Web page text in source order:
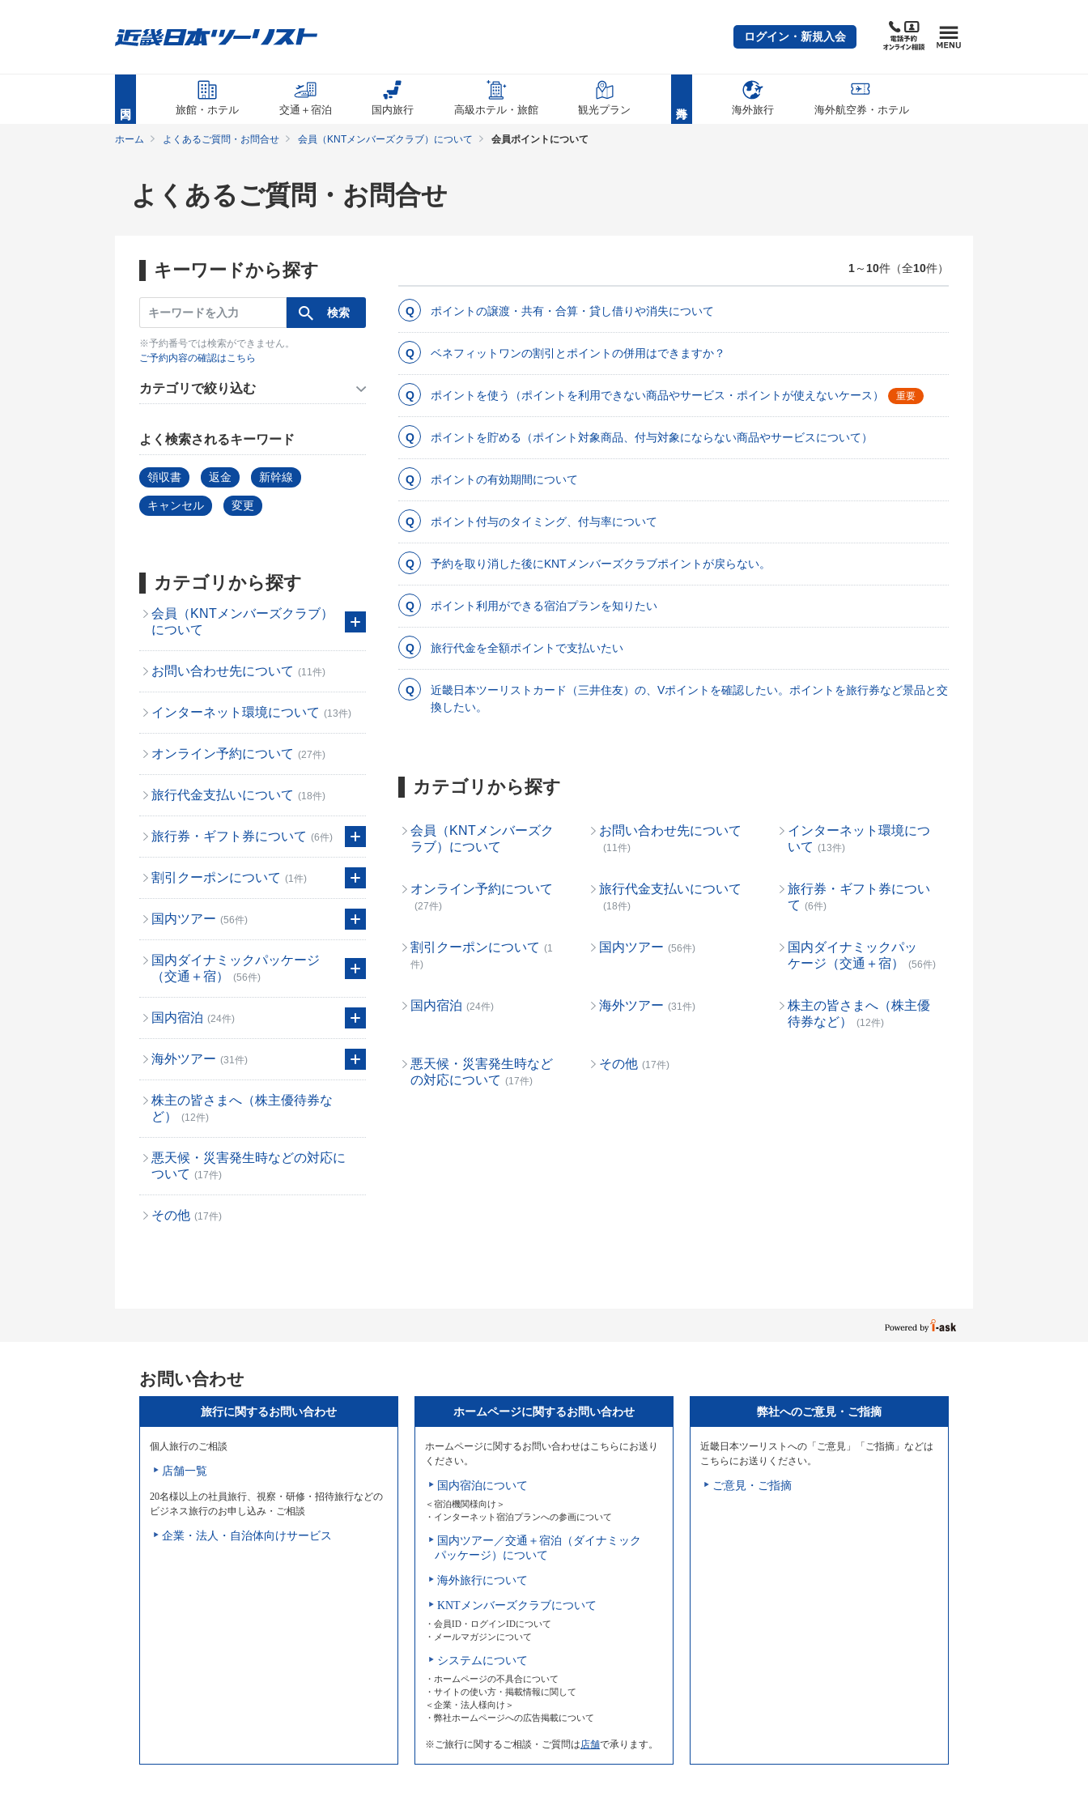
ログイン・新規入会
旅館・ホテル 交通＋宿泊 国内旅行 高級ホテル・旅館 観光プラン 海外旅行 海外航空券・ホテル
ホーム よくあるご質問・お問合せ 会員（KNTメンバーズクラブ）について 会員ポイントについて
よくあるご質問・お問合せ
キーワードから探す
※予約番号では検索ができません。
ご予約内容の確認はこちら
カテゴリで絞り込む
よく検索されるキーワード
領収書 返金 新幹線
キャンセル 変更
カテゴリから探す
会員（KNTメンバーズクラブ）
について
お問い合わせ先について (11件)
インターネット環境について (13件)
オンライン予約について (27件)
旅行代金支払いについて (18件)
旅行券・ギフト券について (6件)
割引クーポンについて (1件)
国内ツアー (56件)
国内ダイナミックパッケージ
（交通＋宿）
(56件)
国内宿泊 (24件)
海外ツアー (31件)
株主の皆さまへ（株主優待券な
ど）
(12件)
悪天候・災害発生時などの対応に
ついて (17件)
その他 (17件)
1～ 10件（全10件）
ポイントの譲渡・共有・合算・貸し借りや消失について
ベネフィットワンの割引とポイントの併用はできますか？
ポイントを使う（ポイントを利用できない商品やサービス・ポイントが使えないケース） 重要
ポイントを貯める（ポイント対象商品、付与対象にならない商品やサービスについて）
ポイントの有効期間について
ポイント付与のタイミング、付与率について
予約を取り消した後にKNTメンバーズクラブポイントが戻らない。
ポイント利用ができる宿泊プランを知りたい
旅行代金を全額ポイントで支払いたい
近畿日本ツーリストカード（三井住友）の、Vポイントを確認したい。ポイントを旅行券など景品と交
換したい。
カテゴリから探す
会員（KNTメンバーズク
ラブ）について
お問い合わせ先について
(11件)
インターネット環境につ
いて (13件)
オンライン予約について
(27件)
旅行代金支払いについて
(18件)
旅行券・ギフト券につい
て (6件)
割引クーポンについて (1
件)
国内ツアー (56件)
国内ダイナミックパッ
ケージ（交通＋宿）
(56件)
国内宿泊 (24件) 海外ツアー (31件)
株主の皆さまへ（株主優
待券など）
(12件)
悪天候・災害発生時など
の対応について (17件)
その他 (17件)
お問い合わせ
旅行に関するお問い合わせ
個人旅行のご相談
店舗一覧
20名様以上の社員旅行、視察・研修・招待旅行などの
ビジネス旅行のお申し込み・ご相談
企業・法人・自治体向けサービス
ホームページに関するお問い合わせ
ホームページに関するお問い合わせはこちらにお送り
ください。
国内宿泊について
＜宿泊機関様向け＞
・インターネット宿泊プランへの参画について
国内ツアー／交通＋宿泊（ダイナミック
パッケージ）について
海外旅行について
KNTメンバーズクラブについて
・会員ID・ログインIDについて
・メールマガジンについて
システムについて
・ホームページの不具合について
・サイトの使い方・掲載情報に関して
＜企業・法人様向け＞
・弊社ホームページへの広告掲載について
※ご旅行に関するご相談・ご質問は店舗で承ります。
弊社へのご意見・ご指摘
近畿日本ツーリストへの「ご意見」「ご指摘」などは
こちらにお送りください。
ご意見・ご指摘